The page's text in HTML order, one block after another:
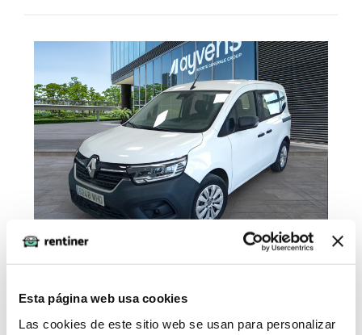
Esta página web usa cookies
Las cookies de este sitio web se usan para personalizar
RENAULT KANGOO Authentic 1.5 blue dci 55kw
(75cv)